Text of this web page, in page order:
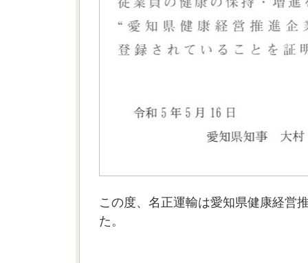
この度、名正運輸は愛知県健康経営
た。